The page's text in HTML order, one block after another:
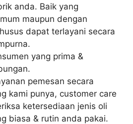
anda. Baik yang
maupun dengan
dapat terlayani secara
yang prima &
pemesan secara
kami punya, customer care
ketersediaan jenis oli
biasa & rutin anda pakai.